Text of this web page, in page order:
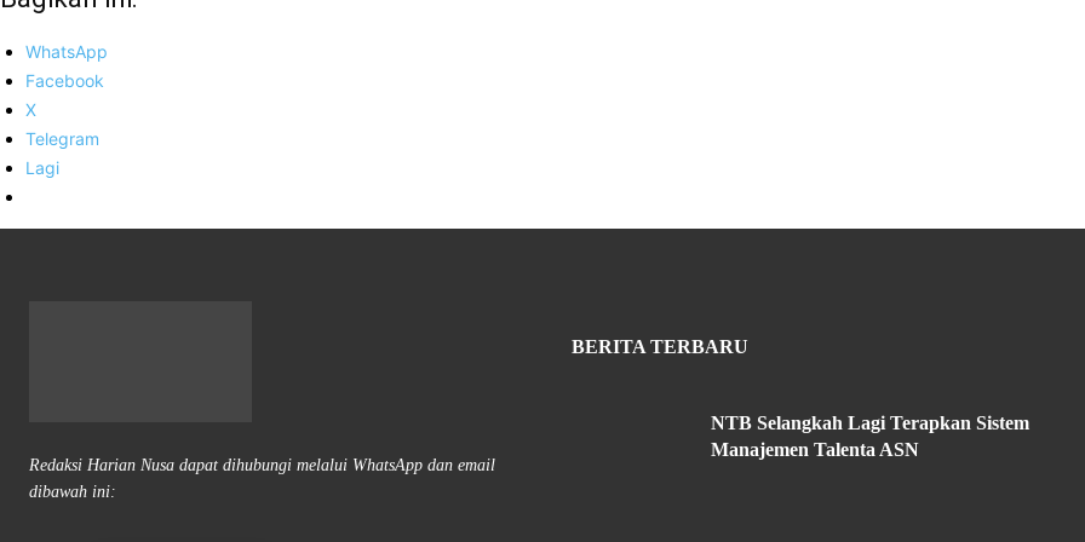
WhatsApp
Facebook
X
Telegram
Lagi
Redaksi Harian Nusa dapat dihubungi melalui WhatsApp dan email
dibawah ini:
BERITA TERBARU
NTB Selangkah Lagi Terapkan Sistem
Manajemen Talenta ASN